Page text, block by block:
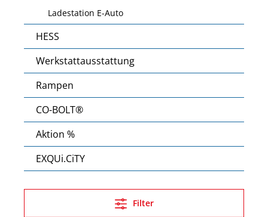
Ladestation E-Auto
HESS
Werkstattausstattung
Rampen
CO-BOLT®
Aktion %
EXQUi.CiTY
Filter